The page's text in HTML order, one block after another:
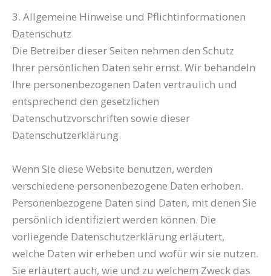
3. Allgemeine Hinweise und Pflicht­informationen
Datenschutz
Die Betreiber dieser Seiten nehmen den Schutz
Ihrer persönlichen Daten sehr ernst. Wir behandeln
Ihre personenbezogenen Daten vertraulich und
entsprechend den gesetzlichen
Datenschutzvorschriften sowie dieser
Datenschutzerklärung.
Wenn Sie diese Website benutzen, werden
verschiedene personenbezogene Daten erhoben.
Personenbezogene Daten sind Daten, mit denen Sie
persönlich identifiziert werden können. Die
vorliegende Datenschutzerklärung erläutert,
welche Daten wir erheben und wofür wir sie nutzen.
Sie erläutert auch, wie und zu welchem Zweck das